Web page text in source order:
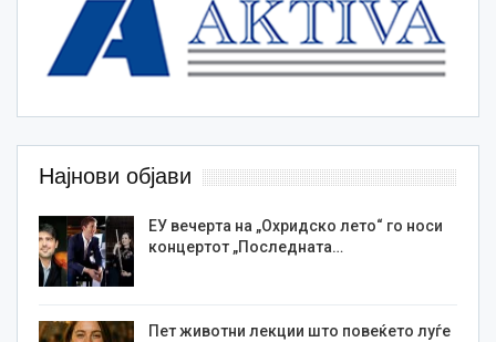
Најнови објави
ЕУ вечерта на „Охридско лето“ го носи
концертот „Последната…
Пет животни лекции што повеќето луѓе